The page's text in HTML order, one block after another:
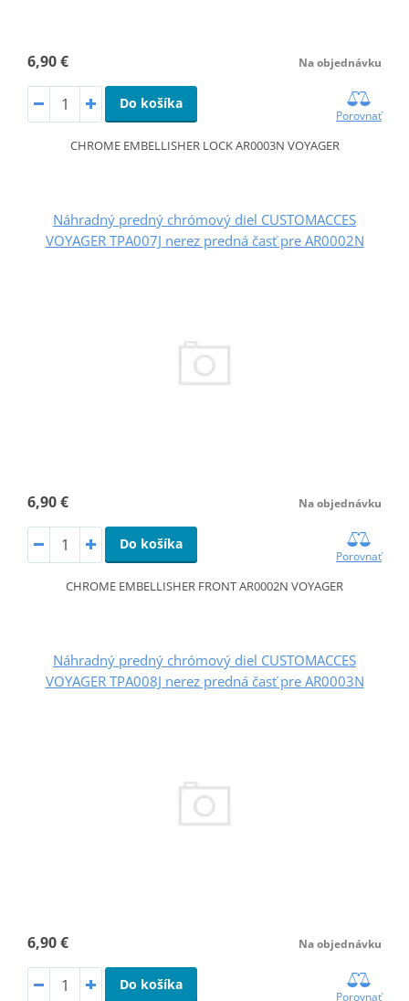
6,90 € Na objednávku
Do košíka
Porovnať
CHROME EMBELLISHER LOCK AR0003N VOYAGER
Náhradný predný chrómový diel CUSTOMACCES
VOYAGER TPA007J nerez predná časť pre AR0002N
6,90 € Na objednávku
Do košíka
Porovnať
CHROME EMBELLISHER FRONT AR0002N VOYAGER
Náhradný predný chrómový diel CUSTOMACCES
VOYAGER TPA008J nerez predná časť pre AR0003N
6,90 € Na objednávku
Do košíka
Porovnať